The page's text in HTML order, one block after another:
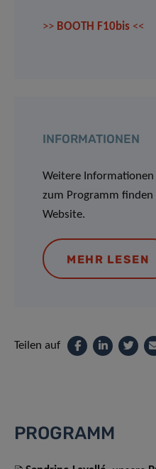
>> BOOTH F10bis <<
INFORMATIONEN
Weitere
zum Programm finden
Website.
MEHR LESEN
Teilen auf
PROGRAMM